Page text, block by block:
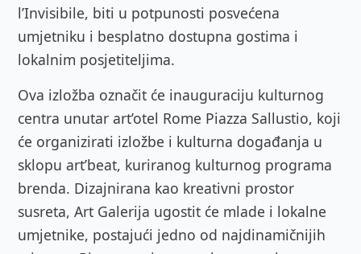
l’Invisibile, biti u potpunosti posvećena
umjetniku i besplatno dostupna gostima i
lokalnim posjetiteljima.
Ova izložba označit će inauguraciju kulturnog
centra unutar art’otel Rome Piazza Sallustio, koji
će organizirati izložbe i kulturna događanja u
sklopu art’beat, kuriranog kulturnog programa
brenda. Dizajnirana kao kreativni prostor
susreta, Art Galerija ugostit će mlade i lokalne
umjetnike, postajući jedno od najdinamičnijih